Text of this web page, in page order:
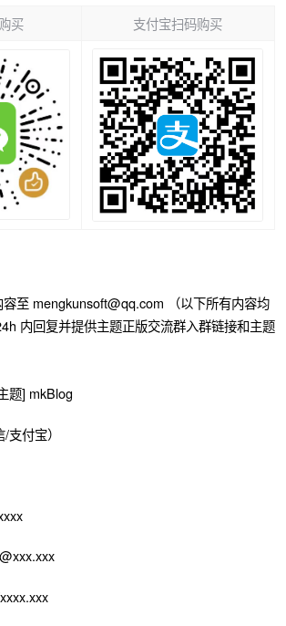
买 支付宝扫码购买
至 mengkunsoft@qq.com （以下所有内容均
内回复并提供主题正版交流群入群链接和主题
题] mkBlog
付宝）